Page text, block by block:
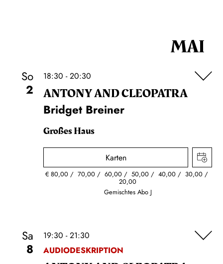
MAI
So
2
18:30 - 20:30
ANTONY AND CLEOPATRA
Bridget Breiner
Großes Haus
Karten
€80,00 70,00 60,00 50,00 40,00 30,00
20,00
Gemischtes Abo J
Sa
8
19:30 - 21:30
AUDIODESKRIPTION